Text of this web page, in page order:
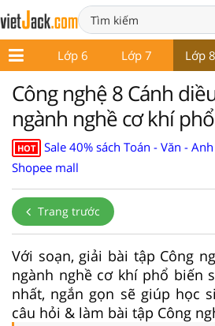
5 Lớp 6 Lớp 7 Lớp 8
Công nghệ 8 Cánh
ngành nghề cơ khí
HOT
Sale 40% sách Toán - Văn -
Shopee mall
Trang trước
Với soạn, giải bài tập Công
ngành nghề cơ khí phổ biến
nhất, ngắn gọn sẽ giúp học
câu hỏi & làm bài tập Công